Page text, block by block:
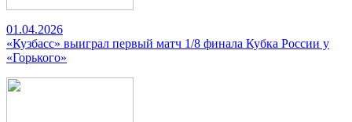
01.04.2026
«Кузбасс» выиграл первый матч 1/8 финала Кубка России у
«Горького»